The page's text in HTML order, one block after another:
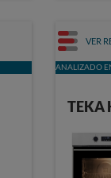
VER
ANALIZADO
TEKA